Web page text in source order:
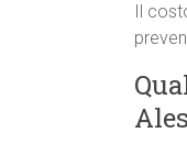
Il